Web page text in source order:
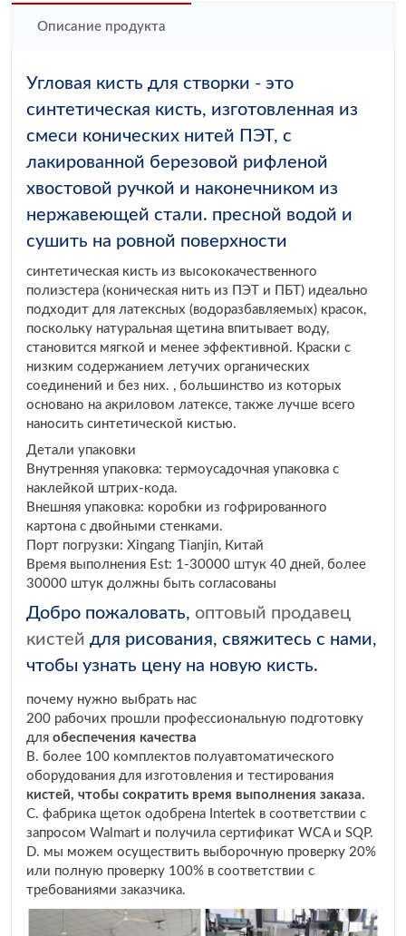
Описание продукта
Угловая кисть для створки - это
синтетическая кисть, изготовленная из
смеси конических нитей ПЭТ, с
лакированной березовой рифленой
хвостовой ручкой и наконечником из
нержавеющей стали. пресной водой и
сушить на ровной поверхности
синтетическая кисть из высококачественного
полиэстера (коническая нить из ПЭТ и ПБТ) идеально
подходит для латексных (водоразбавляемых) красок,
поскольку натуральная щетина впитывает воду,
становится мягкой и менее эффективной. Краски с
низким содержанием летучих органических
соединений и без них. , большинство из которых
основано на акриловом латексе, также лучше всего
наносить синтетической кистью.
Детали упаковки
Внутренняя упаковка: термоусадочная упаковка с
наклейкой штрих-кода.
Внешняя упаковка: коробки из гофрированного
картона с двойными стенками.
Порт погрузки: Xingang Tianjin, Китай
Время выполнения Est: 1-30000 штук 40 дней, более
30000 штук должны быть согласованы
Добро пожаловать, оптовый продавец
кистей для рисования, свяжитесь с нами,
чтобы узнать цену на новую кисть.
почему нужно выбрать нас
200 рабочих прошли профессиональную подготовку
для обеспечения качества
B. более 100 комплектов полуавтоматического
оборудования для изготовления и тестирования
кистей, чтобы сократить время выполнения заказа.
C. фабрика щеток одобрена Intertek в соответствии с
запросом Walmart и получила сертификат WCA и SQP.
D. мы можем осуществить выборочную проверку 20%
или полную проверку 100% в соответствии с
требованиями заказчика.